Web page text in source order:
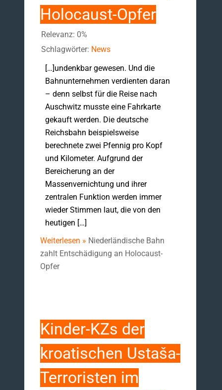
Holocaust-Opfer
Relevanz: 0%
Schlagwörter: News
[…]undenkbar gewesen. Und die
Bahnunternehmen verdienten daran
– denn selbst für die Reise nach
Auschwitz musste eine Fahrkarte
gekauft werden. Die deutsche
Reichsbahn beispielsweise
berechnete zwei Pfennig pro Kopf
und Kilometer. Aufgrund der
Bereicherung an der
Massenvernichtung und ihrer
zentralen Funktion werden immer
wieder Stimmen laut, die von den
heutigen […]
Weiterlesen » Niederländische Bahn
zahlt Entschädigung an Holocaust-
Opfer
Kinder-KZs der
kroatischen Ustaša-
Terroristen im